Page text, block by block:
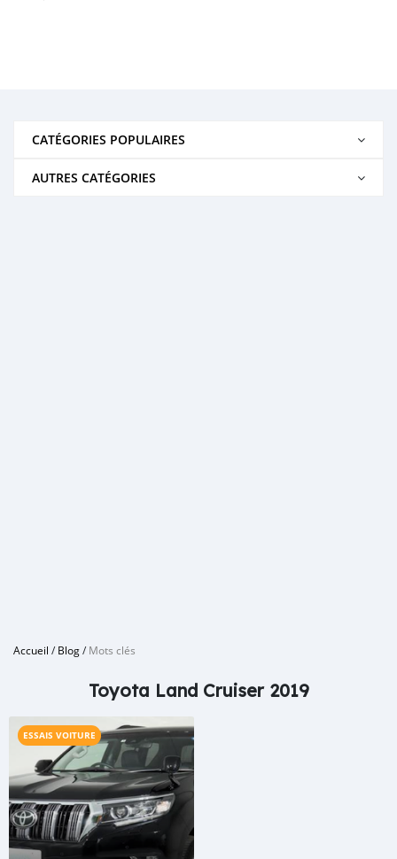
CATÉGORIES POPULAIRES
AUTRES CATÉGORIES
Accueil /Blog/Mots clés
Toyota Land Cruiser 2019
ESSAIS VOITURE